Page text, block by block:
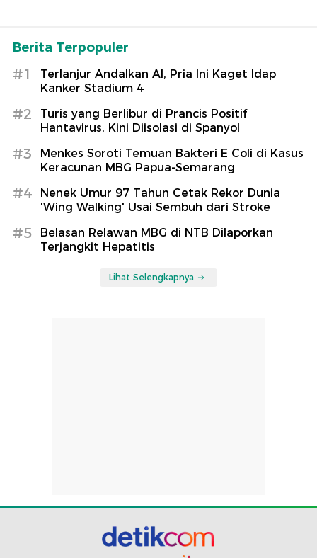
Berita Terpopuler
#1
Terlanjur Andalkan AI, Pria Ini Kaget Idap
Kanker Stadium 4
#2
Turis yang Berlibur di Prancis Positif
Hantavirus, Kini Diisolasi di Spanyol
#3
Menkes Soroti Temuan Bakteri E Coli di Kasus
Keracunan MBG Papua-Semarang
#4
Nenek Umur 97 Tahun Cetak Rekor Dunia
'Wing Walking' Usai Sembuh dari Stroke
#5
Belasan Relawan MBG di NTB Dilaporkan
Terjangkit Hepatitis
Lihat Selengkapnya